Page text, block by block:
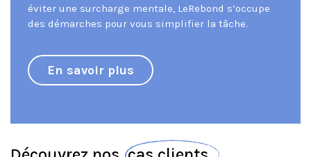
éviter une surcharge mentale, LeRebond s’occupe
des démarches pour vous simplifier la tâche.
En savoir plus